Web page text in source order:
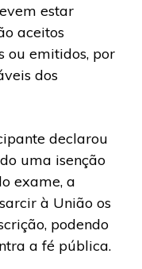
estar
aceitos
ou emitidos, por
dos
declarou
uma isenção
exame, a
à União os
podendo
a fé pública.